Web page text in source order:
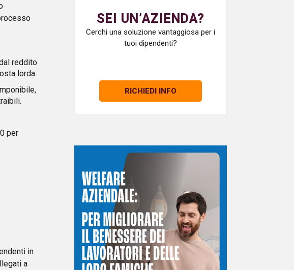
reddito
lorda.
per
in
a
SEI UN’AZIENDA?
Cerchi una soluzione vantaggiosa per i
tuoi dipendenti?
RICHIEDI INFO